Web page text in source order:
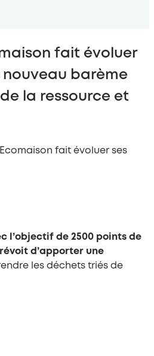
fait évoluer
nouveau barème
la ressource et
fait évoluer ses
l’objectif de 2500 points de
d’apporter une
les déchets triés de